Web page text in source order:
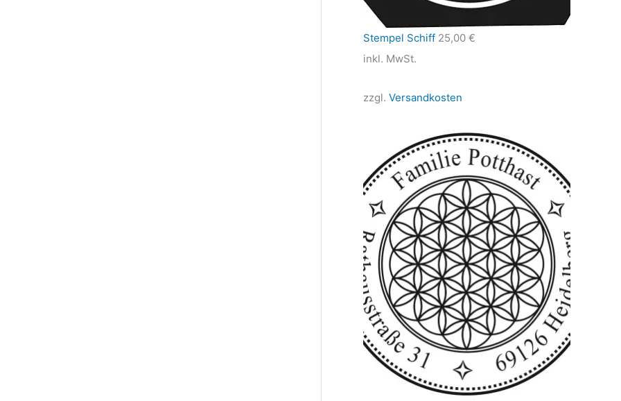
Stempel Schiff 25,00 €
inkl. MwSt.
zzgl. Versandkosten